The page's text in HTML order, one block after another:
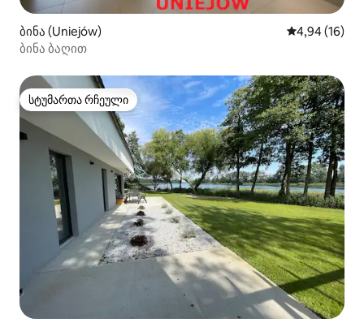
ბინა (Uniejów) საშუალო
4,94 (16)
ბინა ბაღით
სტუმართა რჩეული
სტუმართა რჩეული